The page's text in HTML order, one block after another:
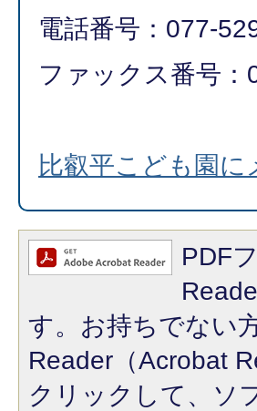
電話番号：077-
ファックス番号：
比叡平こども園に
PDF
す。お持ちでない
Reader（Acrobat
クリックして、ソ